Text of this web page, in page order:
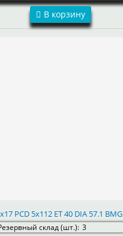
В корзину
PCD 5x112 ET 40 DIA 57.1 BMG
склад (шт.): 3